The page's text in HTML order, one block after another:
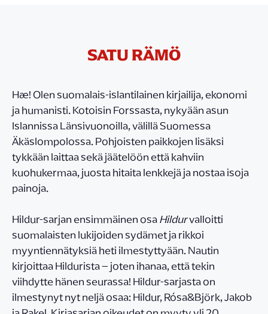
SATU RÄMÖ
Hæ! Olen suomalais-islantilainen kirjailija, ekonomi
ja humanisti. Kotoisin Forssasta, nykyään asun
Islannissa Länsivuonoilla, välillä Suomessa
Äkäslompolossa. Pohjoisten paikkojen lisäksi
tykkään laittaa sekä jäätelöön että kahviin
kuohukermaa, juosta hitaita lenkkejä ja nostaa isoja
painoja.
Hildur-sarjan ensimmäinen osaHildurvalloitti
suomalaisten lukijoiden sydämet ja rikkoi
myyntiennätyksiä heti ilmestyttyään. Nautin
kirjoittaa Hildurista – joten ihanaa, että tekin
viihdytte hänen seurassa! Hildur-sarjasta on
ilmestynyt nyt neljä osaa: Hildur, Rósa&Björk, Jakob